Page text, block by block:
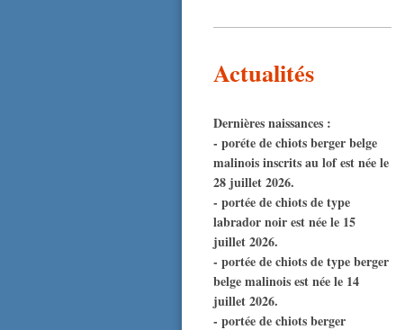
Actualités
Dernières naissances :
- poréte de chiots berger belge
malinois inscrits au lof est née le
28 juillet 2026.
- portée de chiots de type
labrador noir est née le 15
juillet 2026.
- portée de chiots de type berger
belge malinois est née le 14
juillet 2026.
- portée de chiots berger